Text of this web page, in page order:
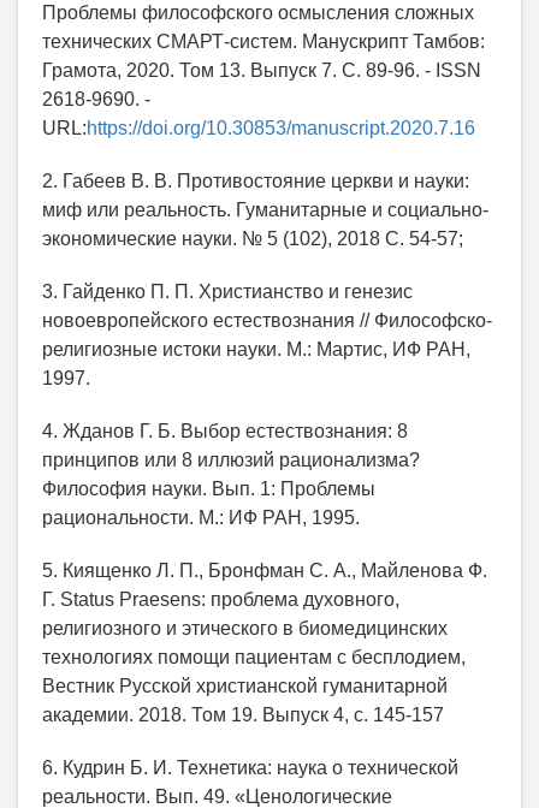
Проблемы философского осмысления сложных
технических СМАРТ-систем. Манускрипт Тамбов:
Грамота, 2020. Том 13. Выпуск 7. C. 89-96. - ISSN
2618-9690. -
URL:https://doi.org/10.30853/manuscript.2020.7.16
2. Габеев В. В. Противостояние церкви и науки:
миф или реальность. Гуманитарные и социально-
экономические науки. № 5 (102), 2018 С. 54-57;
3. Гайденко П. П. Христианство и генезис
новоевропейского естествознания // Философско-
религиозные истоки науки. М.: Мартис, ИФ РАН,
1997.
4. Жданов Г. Б. Выбор естествознания: 8
принципов или 8 иллюзий рационализма?
Философия науки. Вып. 1: Проблемы
рациональности. М.: ИФ РАН, 1995.
5. Киященко Л. П., Бронфман С. А., Майленова Ф.
Г. Status Praesens: проблема духовного,
религиозного и этического в биомедицинских
технологиях помощи пациентам с бесплодием,
Вестник Русской христианской гуманитарной
академии. 2018. Том 19. Выпуск 4, с. 145-157
6. Кудрин Б. И. Технетика: наука о технической
реальности. Вып. 49. «Ценологические